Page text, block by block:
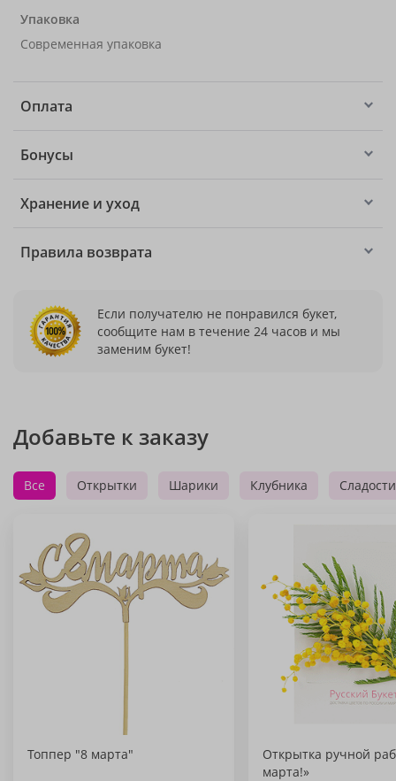
Упаковка
Современная упаковка
Оплата
Бонусы
Хранение и уход
Правила возврата
Если получателю не понравился букет,
сообщите нам в течение 24 часов и мы
заменим букет!
Добавьте к заказу
Все Открытки Шарики Клубника Сладости
Топпер "8 марта"
Открытка ручной
марта!»